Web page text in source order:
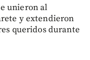
unieron al
y extendieron
queridos durante